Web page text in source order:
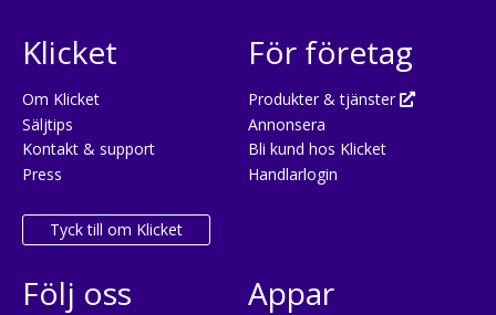
Klicket
Om Klicket
Säljtips
Kontakt & support
Press
Tyck till om Klicket
För företag
Produkter & tjänster
Annonsera
Bli kund hos Klicket
Handlarlogin
Följ oss Appar